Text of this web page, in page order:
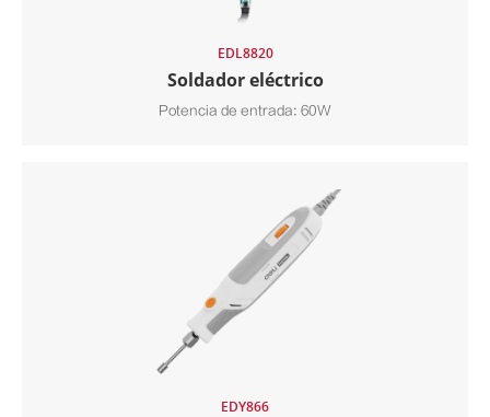
EDL8820
Soldador eléctrico
Potencia de entrada: 60W
EDY866